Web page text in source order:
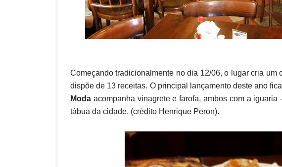
Começando tradicionalmente no dia 12/06, o lugar cria um
dispõe de 13 receitas. O principal lançamento deste ano
Moda acompanha vinagrete e farofa, ambos com a
tábua da cidade. (crédito Henrique Peron).